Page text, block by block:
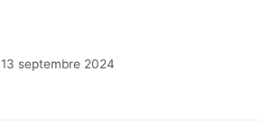
13 septembre 2024